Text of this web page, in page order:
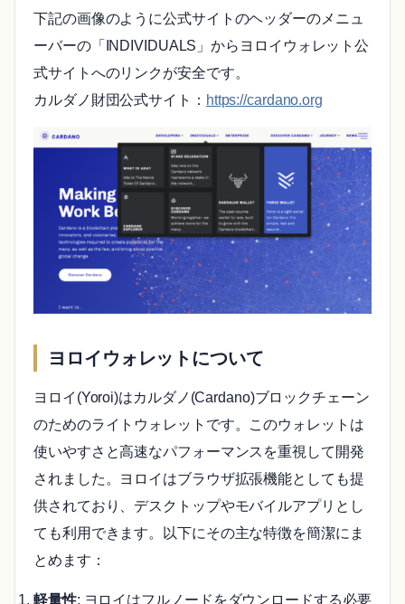
下記の画像のように公式サイトのヘッダーのメニュ
ーバーの「INDIVIDUALS」からヨロイウォレット公
式サイトへのリンクが安全です。
カルダノ財団公式サイト： https://cardano.org
ヨロイウォレットについて
ヨロイ(Yoroi)はカルダノ(Cardano)ブロックチェーン
のためのライトウォレットです。このウォレットは
使いやすさと高速なパフォーマンスを重視して開発
されました。ヨロイはブラウザ拡張機能としても提
供されており、デスクトップやモバイルアプリとし
ても利用できます。以下にその主な特徴を簡潔にま
とめます：
軽量性: ヨロイはフルノードをダウンロードする必要